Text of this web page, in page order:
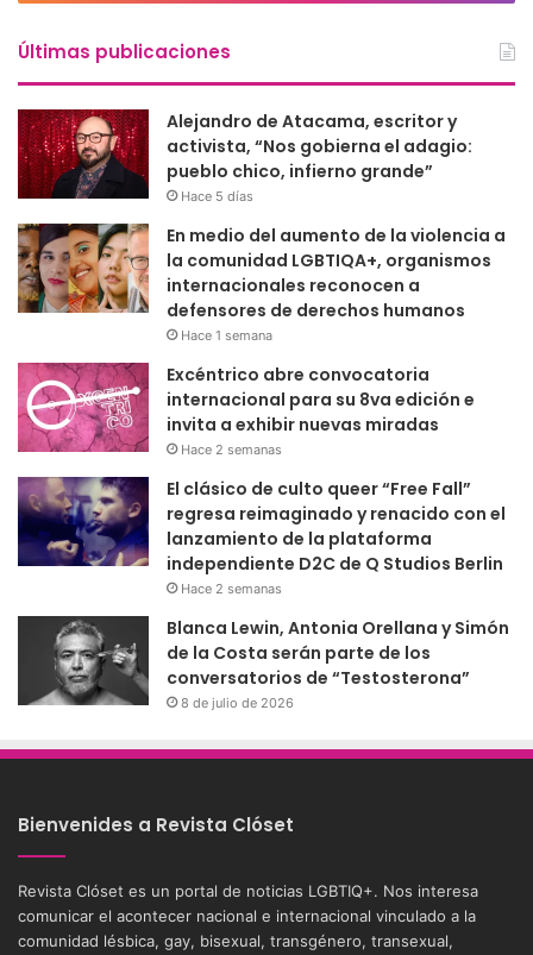
Últimas publicaciones
Alejandro de Atacama, escritor y
activista, “Nos gobierna el adagio:
pueblo chico, infierno grande”
Hace 5 días
En medio del aumento de la violencia a
la comunidad LGBTIQA+, organismos
internacionales reconocen a
defensores de derechos humanos
Hace 1 semana
Excéntrico abre convocatoria
internacional para su 8va edición e
invita a exhibir nuevas miradas
Hace 2 semanas
El clásico de culto queer “Free Fall”
regresa reimaginado y renacido con el
lanzamiento de la plataforma
independiente D2C de Q Studios Berlin
Hace 2 semanas
Blanca Lewin, Antonia Orellana y Simón
de la Costa serán parte de los
conversatorios de “Testosterona”
8 de julio de 2026
Bienvenides a Revista Clóset
Revista Clóset es un portal de noticias LGBTIQ+. Nos interesa
comunicar el acontecer nacional e internacional vinculado a la
comunidad lésbica, gay, bisexual, transgénero, transexual,